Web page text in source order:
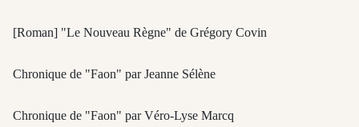
[Roman] "Le Nouveau Règne" de Grégory Covin
Chronique de "Faon" par Jeanne Sélène
Chronique de "Faon" par Véro-Lyse Marcq